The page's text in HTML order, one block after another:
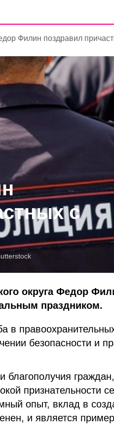
Филин поздравил
с
округа Федор
праздником.
в
безопасности и
благополучия
признательности
опыт, вклад в
и является